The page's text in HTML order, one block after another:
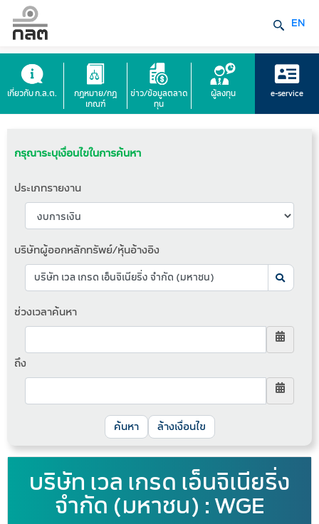
EN
เกี่ยวกับ ก.ล.ต.
กฎหมาย/กฎ
เกณฑ์
ข่าว/ข้อมูลตลาด
ทุน
ผู้ลงทุน e-service
กรุณาระบุเงื่อนไขในการค้นหา
ประเภทรายงาน
บริษัทผู้ออกหลักทรัพย์/หุ้นอ้างอิง
ช่วงเวลาค้นหา
ถึง
ล้างเงื่อนไข
บริษัท เวล เกรด เอ็นจิเนียริ่ง
จำกัด (มหาชน) : WGE